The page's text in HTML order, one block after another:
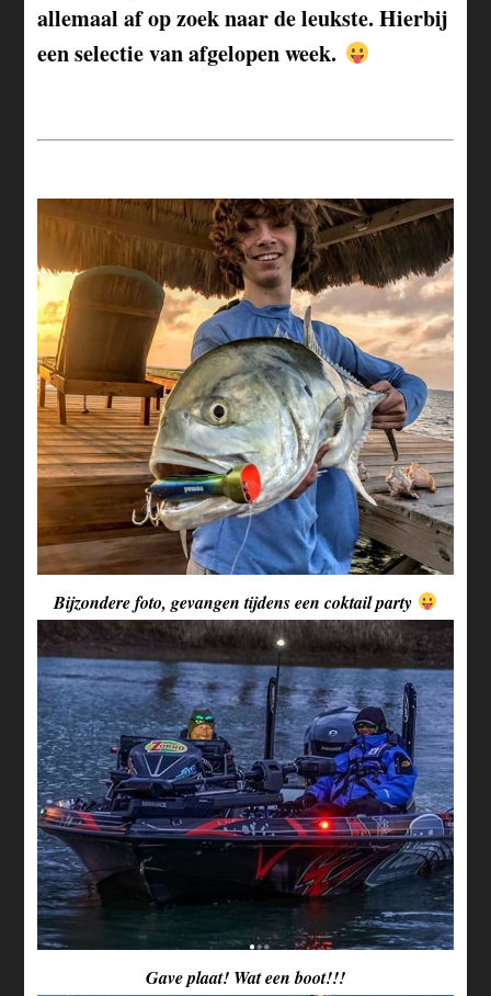
allemaal af op zoek naar de leukste. Hierbij
een selectie van afgelopen week.
Bijzondere foto, gevangen tijdens een coktail party
Gave plaat! Wat een boot!!!